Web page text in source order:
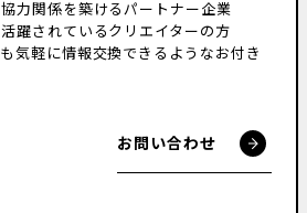
力関係を築けるパートナー企業
躍されているクリエイターの方
気軽に情報交換できるようなお付き
お問い合わせ